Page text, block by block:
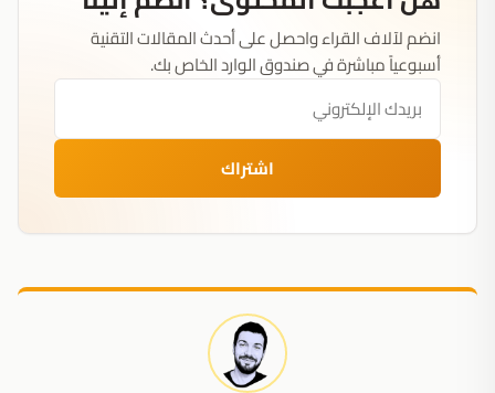
انضم لآلاف القراء واحصل على أحدث المقالات التقنية
أسبوعياً مباشرة في صندوق الوارد الخاص بك.
اشتراك